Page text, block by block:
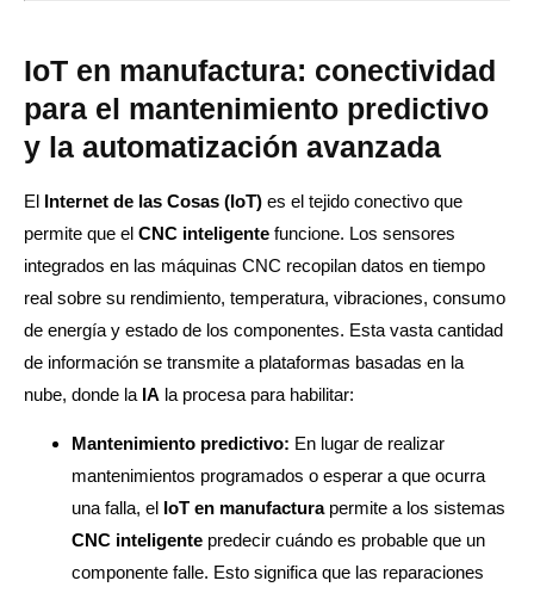
IoT en manufactura: conectividad
para el mantenimiento predictivo
y la automatización avanzada
El Internet de las Cosas (IoT) es el tejido conectivo que
permite que el CNC inteligente funcione. Los sensores
integrados en las máquinas CNC recopilan datos en tiempo
real sobre su rendimiento, temperatura, vibraciones, consumo
de energía y estado de los componentes. Esta vasta cantidad
de información se transmite a plataformas basadas en la
nube, donde la IA la procesa para habilitar:
Mantenimiento predictivo: En lugar de realizar
mantenimientos programados o esperar a que ocurra
una falla, el IoT en manufacturapermite a los sistemas
CNC inteligente predecir cuándo es probable que un
componente falle. Esto significa que las reparaciones